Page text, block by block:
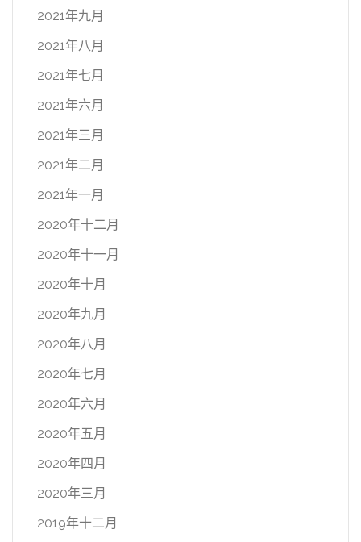
2021年九月
2021年八月
2021年七月
2021年六月
2021年三月
2021年二月
2021年一月
2020年十二月
2020年十一月
2020年十月
2020年九月
2020年八月
2020年七月
2020年六月
2020年五月
2020年四月
2020年三月
2019年十二月